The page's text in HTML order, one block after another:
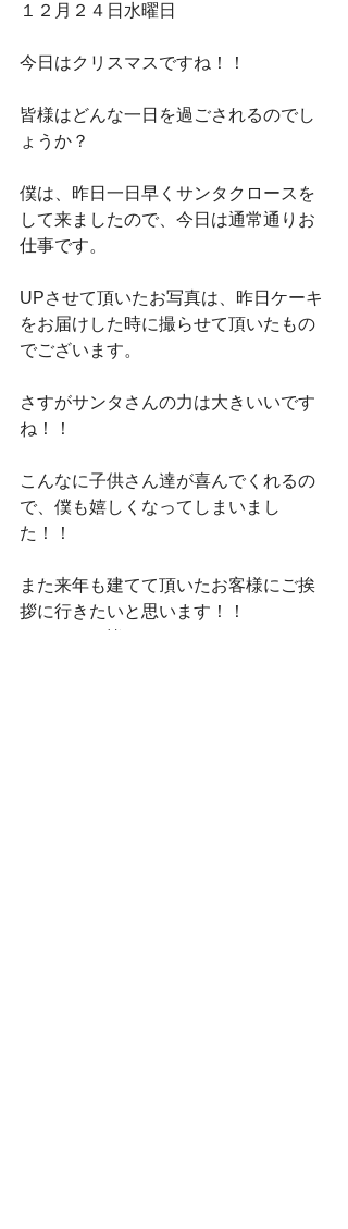
１２月２４日水曜日
今日はクリスマスですね！！
皆様はどんな一日を過ごされるのでし
ょうか？
僕は、昨日一日早くサンタクロースを
して来ましたので、今日は通常通りお
仕事です。
UPさせて頂いたお写真は、昨日ケーキ
をお届けした時に撮らせて頂いたもの
でございます。
さすがサンタさんの力は大きいいです
ね！！
こんなに子供さん達が喜んでくれるの
で、僕も嬉しくなってしまいまし
た！！
また来年も建てて頂いたお客様にご挨
拶に行きたいと思います！！